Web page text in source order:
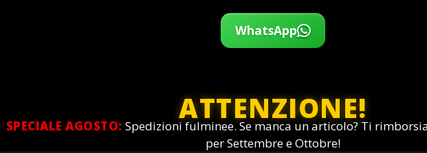
WhatsApp
ATTENZIONE!
SPECIALE AGOSTO: Spedizioni fulminee. Se manca un articolo? Ti
per Settembre e Ottobre!